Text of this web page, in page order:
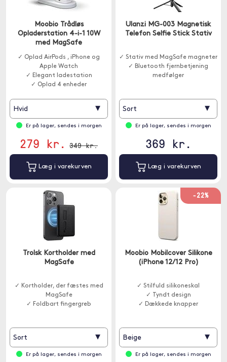
Moobio Trådløs
Opladerstation 4-i-1 10W
med MagSafe
✓ Oplad AirPods , iPhone og
Apple Watch
✓ Elegant ladestation
✓ Oplad 4 enheder
Hvid ▾
Er på lager, sendes i morgen
279 kr. 349 kr.
Læg i varekurven
Ulanzi MG-003 Magnetisk
Telefon Selfie Stick Stativ
✓ Stativ med MagSafe magneter
✓ Bluetooth fjernbetjening
medfølger
Sort ▾
Er på lager, sendes i morgen
369 kr.
Læg i varekurven
Trolsk Kortholder med
MagSafe
✓ Kortholder, der fæstes med
MagSafe
✓ Foldbart fingergreb
Sort ▾
Er på lager, sendes i morgen
-22%
Moobio Mobilcover Silikone
(iPhone 12/12 Pro)
✓ Stilfuld silikoneskal
✓ Tyndt design
✓ Dækkede knapper
Beige ▾
Er på lager, sendes i morgen